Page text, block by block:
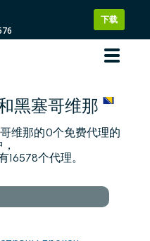
下载
黑塞哥维那
维那的0个免费代理的
个代理。